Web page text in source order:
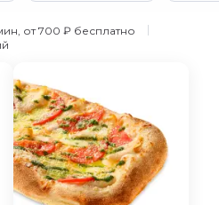
от 700 ₽ бесплатно